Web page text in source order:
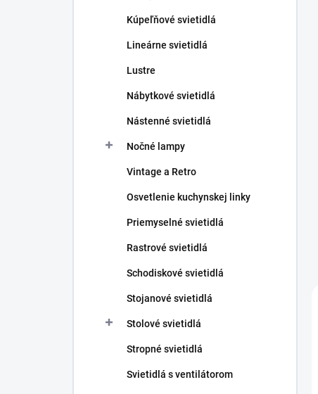
Kúpeľňové svietidlá
Lineárne svietidlá
Lustre
Nábytkové svietidlá
Nástenné svietidlá
Nočné lampy
Vintage a Retro
Osvetlenie kuchynskej linky
Priemyselné svietidlá
Rastrové svietidlá
Schodiskové svietidlá
Stojanové svietidlá
Stolové svietidlá
Stropné svietidlá
Svietidlá s ventilátorom